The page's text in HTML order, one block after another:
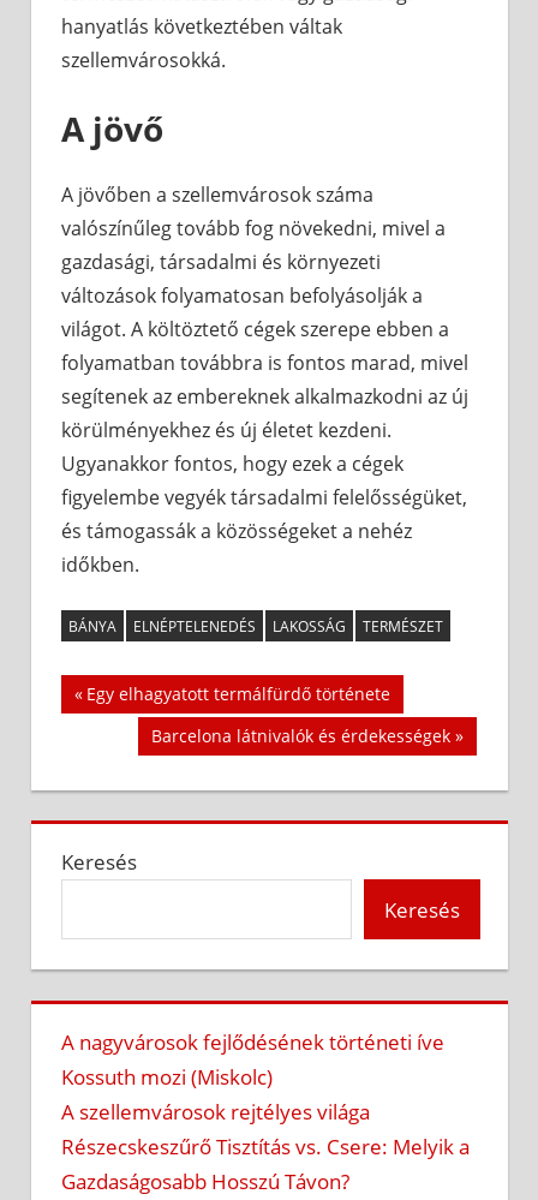
hanyatlás következtében váltak
szellemvárosokká.
A jövő
A jövőben a szellemvárosok száma
valószínűleg tovább fog növekedni, mivel a
gazdasági, társadalmi és környezeti
változások folyamatosan befolyásolják a
világot. A költöztető cégek szerepe ebben a
folyamatban továbbra is fontos marad, mivel
segítenek az embereknek alkalmazkodni az új
körülményekhez és új életet kezdeni.
Ugyanakkor fontos, hogy ezek a cégek
figyelembe vegyék társadalmi felelősségüket,
és támogassák a közösségeket a nehéz
időkben.
BÁNYA ELNÉPTELENEDÉS LAKOSSÁG TERMÉSZET
Bejegyzés
navigáció
Previous
Post:
Egy elhagyatott termálfürdő története
Next
Barcelona látnivalók és érdekességek
Keresés
Keresés
A nagyvárosok fejlődésének történeti íve
Kossuth mozi (Miskolc)
A szellemvárosok rejtélyes világa
Részecskeszűrő Tisztítás vs. Csere: Melyik a
Gazdaságosabb Hosszú Távon?